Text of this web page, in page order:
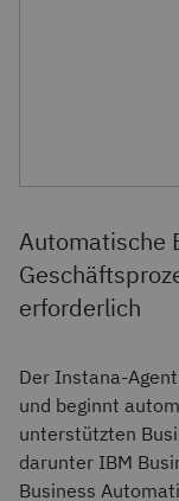
Automatische
erforderlich
Der Instana-
und beginnt
unterstützten
darunter IBM
Business